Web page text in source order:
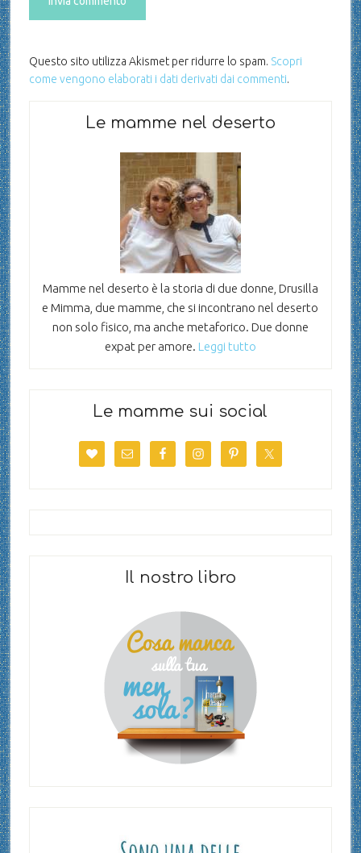
Questo sito utilizza Akismet per ridurre lo spam. Scopri
come vengono elaborati i dati derivati dai commenti.
Le mamme nel deserto
Mamme nel deserto è la storia di due donne, Drusilla
e Mimma, due mamme, che si incontrano nel deserto
non solo fisico, ma anche metaforico. Due donne
expat per amore. Leggi tutto
Le mamme sui social
Il nostro libro